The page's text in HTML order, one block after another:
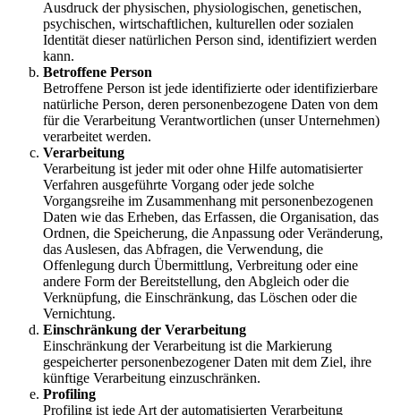
Ausdruck der physischen, physiologischen, genetischen,
psychischen, wirtschaftlichen, kulturellen oder sozialen
Identität dieser natürlichen Person sind, identifiziert werden
kann.
Betroffene Person
Betroffene Person ist jede identifizierte oder identifizierbare
natürliche Person, deren personenbezogene Daten von dem
für die Verarbeitung Verantwortlichen (unser Unternehmen)
verarbeitet werden.
Verarbeitung
Verarbeitung ist jeder mit oder ohne Hilfe automatisierter
Verfahren ausgeführte Vorgang oder jede solche
Vorgangsreihe im Zusammenhang mit personenbezogenen
Daten wie das Erheben, das Erfassen, die Organisation, das
Ordnen, die Speicherung, die Anpassung oder Veränderung,
das Auslesen, das Abfragen, die Verwendung, die
Offenlegung durch Übermittlung, Verbreitung oder eine
andere Form der Bereitstellung, den Abgleich oder die
Verknüpfung, die Einschränkung, das Löschen oder die
Vernichtung.
Einschränkung der Verarbeitung
Einschränkung der Verarbeitung ist die Markierung
gespeicherter personenbezogener Daten mit dem Ziel, ihre
künftige Verarbeitung einzuschränken.
Profiling
Profiling ist jede Art der automatisierten Verarbeitung